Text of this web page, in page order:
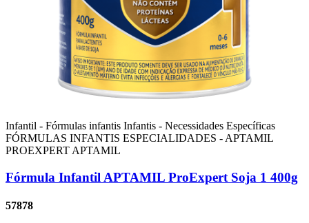
Infantil - Fórmulas infantis Infantis - Necessidades Específicas
FÓRMULAS INFANTIS ESPECIALIDADES - APTAMIL
PROEXPERTAPTAMIL
Fórmula Infantil APTAMIL ProExpert Soja 1 400g
57878